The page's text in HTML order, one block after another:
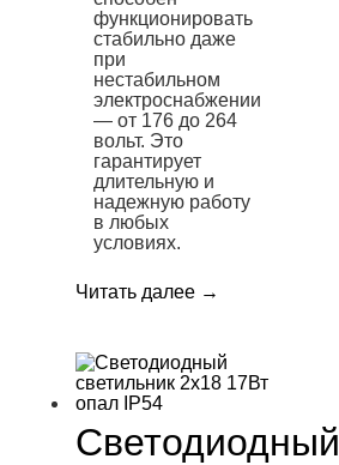
функционировать
стабильно даже
при
нестабильном
электроснабжении
— от 176 до 264
вольт. Это
гарантирует
длительную и
надежную работу
в любых
условиях.
Читать далее →
Светодиодный